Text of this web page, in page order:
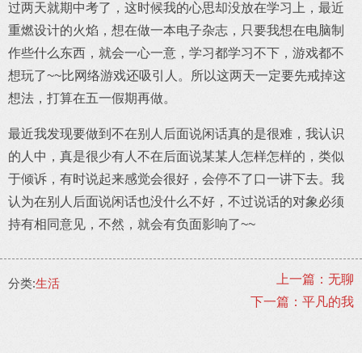
过两天就期中考了，这时候我的心思却没放在学习上，最近
重燃设计的火焰，想在做一本电子杂志，只要我想在电脑制
作些什么东西，就会一心一意，学习都学习不下，游戏都不
想玩了~~比网络游戏还吸引人。所以这两天一定要先戒掉这
想法，打算在五一假期再做。
最近我发现要做到不在别人后面说闲话真的是很难，我认识
的人中，真是很少有人不在后面说某某人怎样怎样的，类似
于倾诉，有时说起来感觉会很好，会停不了口一讲下去。我
认为在别人后面说闲话也没什么不好，不过说话的对象必须
持有相同意见，不然，就会有负面影响了~~
分类:生活
上一篇：无聊
下一篇：平凡的我